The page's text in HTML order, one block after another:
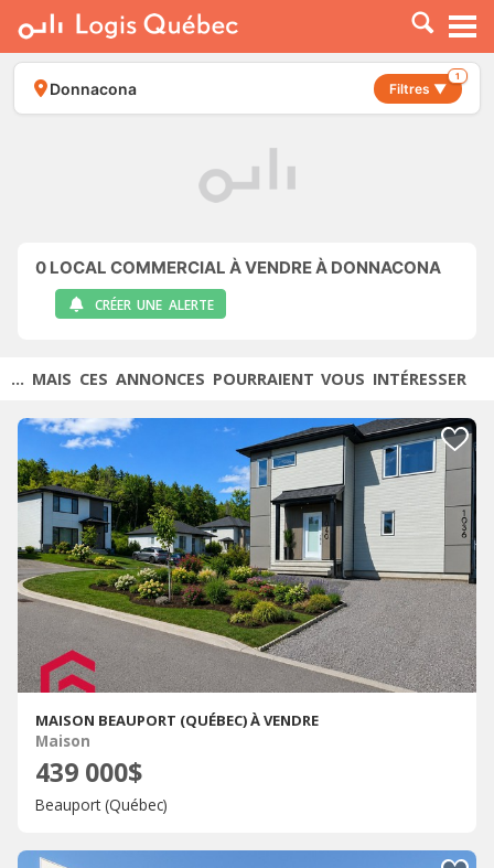
À LOUER
À VENDRE
PLACER UNE ANNONCE
Donnacona Filtres ▼
1
0 LOCAL COMMERCIAL À VENDRE À DONNACONA
CRÉER UNE ALERTE
... MAIS CES ANNONCES POURRAIENT VOUS INTÉRESSER
MAISON BEAUPORT (QUÉBEC) À VENDRE
Maison
439 000$
Beauport (Québec)